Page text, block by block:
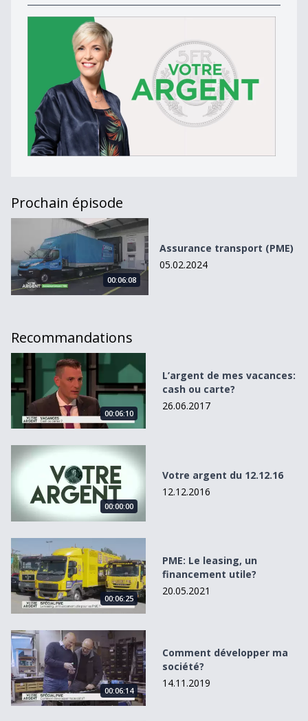
Prochain épisode
Assurance transport (PME)
00:06:08
Assurance transport (PME)
05.02.2024
Recommandations
L’argent de mes vacances: cash ou carte?
00:06:10
L’argent de mes vacances:
cash ou carte?
26.06.2017
Votre argent du 12.12.16
00:00:00
Votre argent du 12.12.16
12.12.2016
PME: Le leasing, un financement utile?
00:06:25
PME: Le leasing, un
financement utile?
20.05.2021
Comment développer ma société?
00:06:14
Comment développer ma
société?
14.11.2019